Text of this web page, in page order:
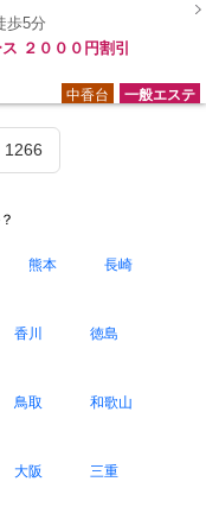
歩5分
２０００円割引
一般エステ
中香台
1266
熊本 長崎
香川 徳島
鳥取 和歌山
大阪 三重